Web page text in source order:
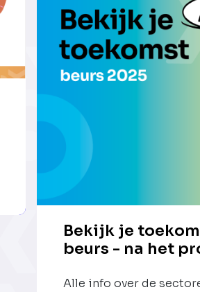
Bekijk je
beurs - na het
Alle info over de